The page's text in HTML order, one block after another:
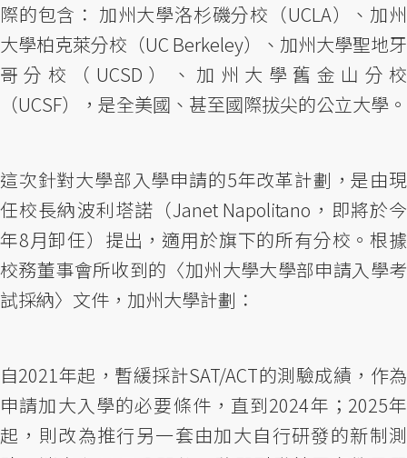
際的包含： 加州大學洛杉磯分校（UCLA）、加州
大學柏克萊分校（UC Berkeley）、加州大學聖地牙
哥分校（UCSD）、加州大學舊金山分校
（UCSF），是全美國、甚至國際拔尖的公立大學。
這次針對大學部入學申請的5年改革計劃，是由現
任校長納波利塔諾（Janet Napolitano，即將於今
年8月卸任）提出，適用於旗下的所有分校。根據
校務董事會所收到的〈加州大學大學部申請入學考
試採納〉文件，加州大學計劃：
自2021年起，暫緩採計SAT/ACT的測驗成績，作為
申請加大入學的必要條件，直到2024年；2025年
起，則改為推行另一套由加大自行研發的新制測